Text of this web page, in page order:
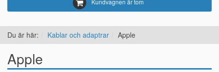
Kundvagnen är tom
Du är här: Kablar och adaptrar Apple
Apple